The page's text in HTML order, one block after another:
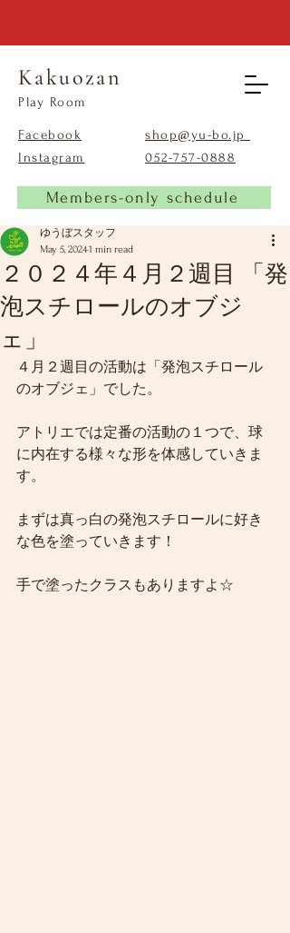
Kakuozan
​Play Room
Facebook
Instagram
shop@yu-bo.jp
​052-757-0888
Members-only schedule
２０２４年４月２週目 「発
泡スチロールのオブジ
ェ」
ゆうぼスタッフ
May 5, 20241 min read
４月２週目の活動は「発泡スチロール
のオブジェ」でした。
アトリエでは定番の活動の１つで、球
に内在する様々な形を体感していきま
す。
まずは真っ白の発泡スチロールに好き
な色を塗っていきます！
手で塗ったクラスもありますよ☆